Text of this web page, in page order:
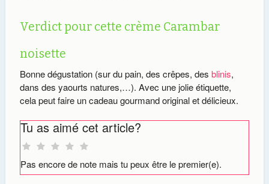
Verdict pour cette crème Carambar
noisette
Bonne dégustation (sur du pain, des crêpes, des blinis,
dans des yaourts natures,…). Avec une jolie étiquette,
cela peut faire un cadeau gourmand original et délicieux.
Tu as aimé cet article?
Pas encore de note mais tu peux être le premier(e).